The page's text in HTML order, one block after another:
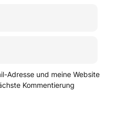
Adresse und meine Website
Kommentierung